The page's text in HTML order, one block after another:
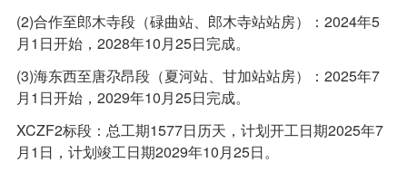
(2)合作至郎木寺段（碌曲站、郎木寺站站房）：2024年5
月1日开始，2028年10月25日完成。
(3)海东西至唐尕昂段（夏河站、甘加站站房）：2025年7
月1日开始，2029年10月25日完成。
XCZF2标段：总工期1577日历天，计划开工日期2025年7
月1日，计划竣工日期2029年10月25日。